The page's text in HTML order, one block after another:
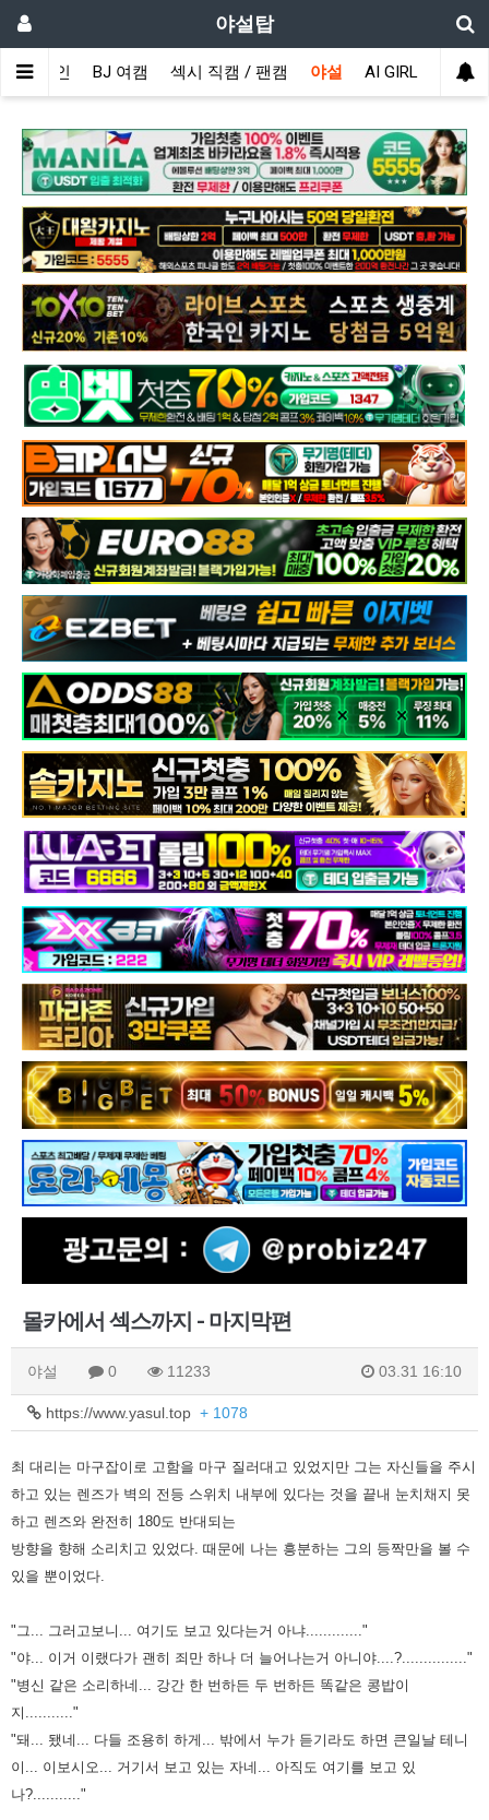
야설탑
메인 BJ 여캠 섹시 직캠 / 팬캠 야설 AI GIRL
몰카에서 섹스까지 - 마지막편
야설 0 11233 03.31 16:10
https://www.yasul.top + 1078
최 대리는 마구잡이로 고함을 마구 질러대고 있었지만 그는 자신들을 주시
하고 있는 렌즈가 벽의 전등 스위치 내부에 있다는 것을 끝내 눈치채지 못
하고 렌즈와 완전히 180도 반대되는
방향을 향해 소리치고 있었다. 때문에 나는 흥분하는 그의 등짝만을 볼 수
있을 뿐이었다.
"그... 그러고보니... 여기도 보고 있다는거 아냐............."
"야... 이거 이랬다가 괜히 죄만 하나 더 늘어나는거 아니야....?..............."
"병신 같은 소리하네... 강간 한 번하든 두 번하든 똑같은 콩밥이
지..........."
"돼... 됐네... 다들 조용히 하게... 밖에서 누가 듣기라도 하면 큰일날 테니
이... 이보시오... 거기서 보고 있는 자네... 아직도 여기를 보고 있
나?..........."